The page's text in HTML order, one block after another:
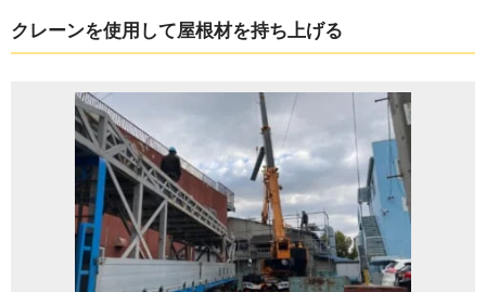
クレーンを使用して屋根材を持ち上げる